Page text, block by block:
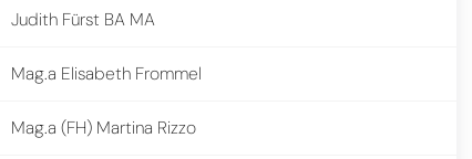
Judith Fürst BA MA
Mag.a Elisabeth Frommel
Mag.a (FH) Martina Rizzo